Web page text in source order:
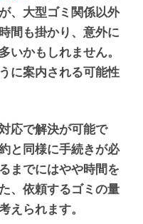
、大型ゴミ関係以外
間も掛かり、意外に
いかもしれません。
に案内される可能性
応で解決が可能で
と同様に手続きが必
までにはやや時間を
、依頼するゴミの量
えられます。